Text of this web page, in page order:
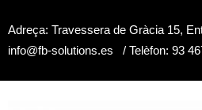
al
contenido
Adreça: Travessera de Gràcia 15,
info@fb-solutions.es / Telèfon: 93